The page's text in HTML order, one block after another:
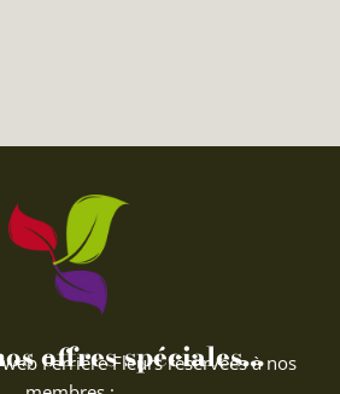
offres spéciales...
Ferriere Fleurs réservées à nos